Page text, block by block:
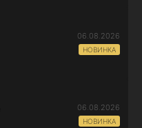
06.08.2026
НОВИНКА
06.08.2026
НОВИНКА